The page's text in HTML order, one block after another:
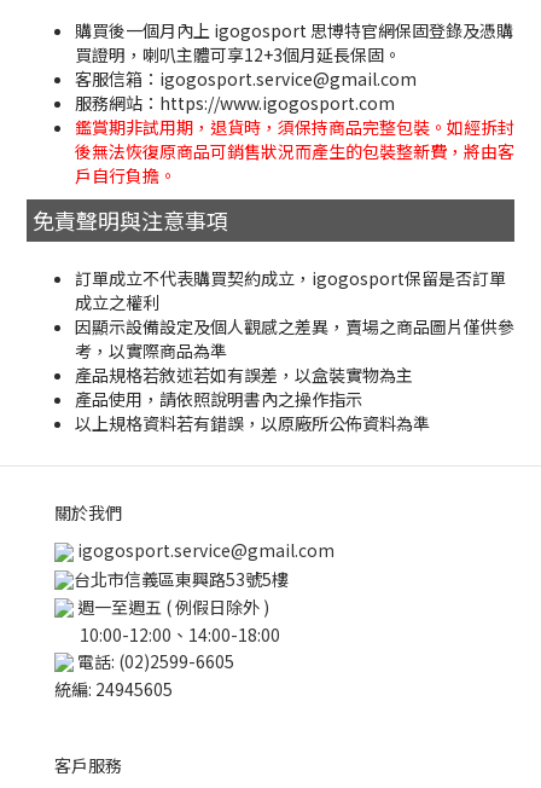
購買後一個月內上 igogosport 思博特官網保固登錄及憑購
買證明，喇叭主體可享12+3個月延長保固。
客服信箱：igogosport.service@gmail.com
服務網站：https://www.igogosport.com
鑑賞期非試用期，退貨時，須保持商品完整包裝。如經拆封
後無法恢復原商品可銷售狀況而產生的包裝整新費，將由客
戶自行負擔。
免責聲明與注意事項
訂單成立不代表購買契約成立，igogosport保留是否訂單
成立之權利
因顯示設備設定及個人觀感之差異，賣場之商品圖片僅供參
考，以實際商品為準
產品規格若敘述若如有誤差，以盒裝實物為主
產品使用，請依照說明書內之操作指示
以上規格資料若有錯誤，以原廠所公佈資料為準
關於我們
igogosport.service@gmail.com
台北市信義區東興路53號5樓
週一至週五 ( 例假日除外 )
10:00-12:00、14:00-18:00
電話: (02)2599-6605
統編: 24945605
客戶服務